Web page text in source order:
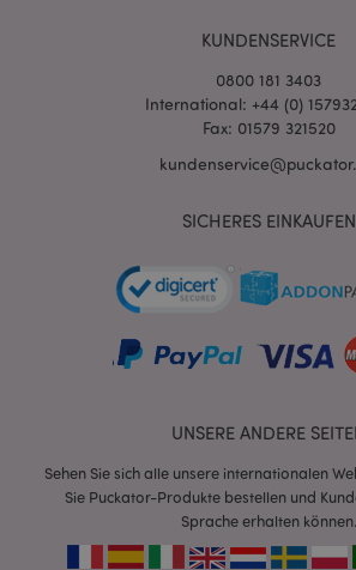
KUNDENSERVICE
0800 181 3403
International: +44 (0)
Fax: 01579 321520
SICHERES EINKAUFEN
UNSERE ANDERE
Sehen Sie sich alle unsere internationalen
Sie Puckator-Produkte bestellen und
Sprache erhalten können.
X-Magento-Vary
_GRECAPTCHA
section_data_ids